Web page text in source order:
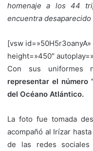
homenaje a los 44
encuentra
[vsw
height=»450″
Con sus uniformes
representar el número
del Océano Atlántico.
La foto fue tomada
acompañó al Irízar
de las redes